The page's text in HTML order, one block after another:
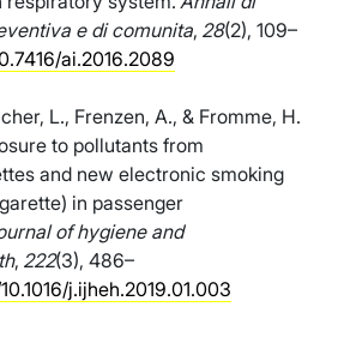
e di comunita, 28(2), 109–
ai.2016.2089
L., Frenzen, A., & Fromme, H.
to pollutants from
and new electronic smoking
in passenger
of hygiene and
, 222(3), 486–
j.ijheh.2019.01.003